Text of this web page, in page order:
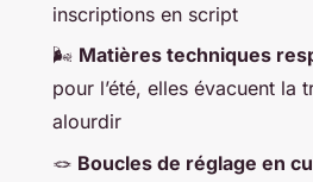
inscriptions en script
🌬️ Matières techniques
pour l’été, elles évacuent la
alourdir
🪢 Boucles de réglage en